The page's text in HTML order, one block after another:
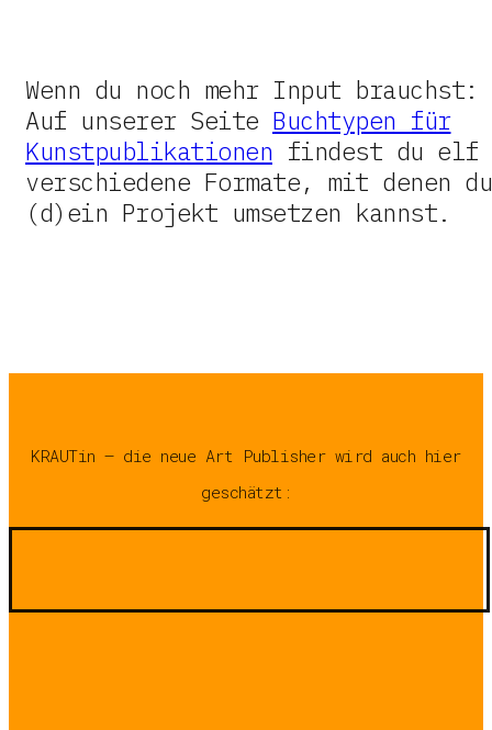
Wenn du noch mehr Input brauchst:
Auf unserer Seite Buchtypen für
Kunstpublikationen findest du elf
verschiedene Formate, mit denen du
(d)ein Projekt umsetzen kannst.
KRAUTin – die neue Art Publisher wird auch hier
geschätzt: